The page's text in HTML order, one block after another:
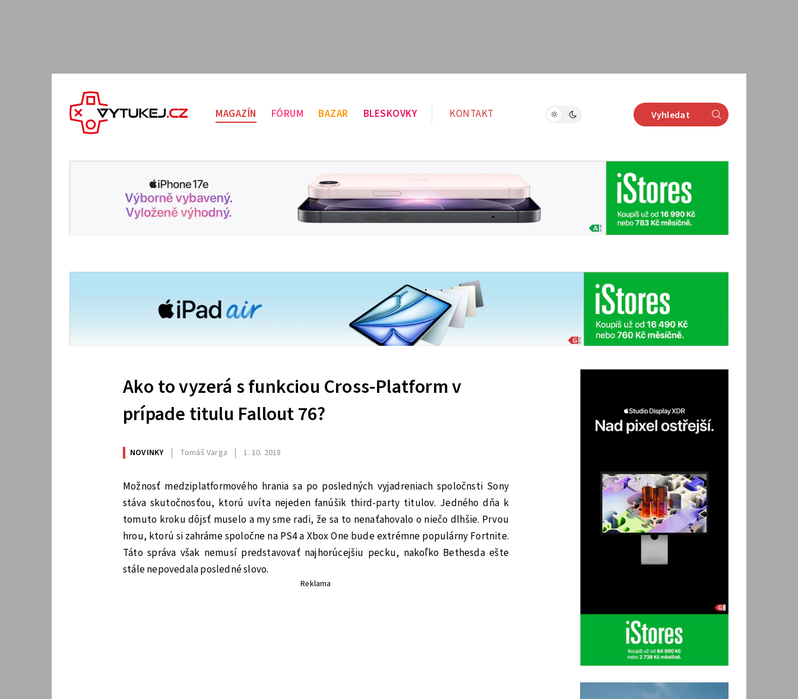
MAGAZÍN FÓRUM BAZAR BLESKOVKY KONTAKT Vyhledat
Ako to vyzerá s funkciou Cross-Platform v
prípade titulu Fallout 76?
NOVINKY Tomáš Varga 1. 10. 2018
Možnosť medziplatformového hrania sa po posledných vyjadreniach spoločnsti Sony
stáva skutočnosťou, ktorú uvíta nejeden fanúšik third-party titulov. Jedného dňa k
tomuto kroku dôjsť muselo a my sme radi, že sa to nenaťahovalo o niečo dlhšie. Prvou
hrou, ktorú si zahráme spoločne na PS4 a Xbox One bude extrémne populárny Fortnite.
Táto správa však nemusí predstavovať najhorúcejšiu pecku, nakoľko Bethesda ešte
stále nepovedala posledné slovo.
Reklama